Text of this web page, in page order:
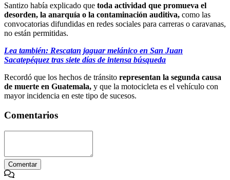
Santizo había explicado que toda actividad que promueva el
desorden, la anarquía o la contaminación auditiva, como las
convocatorias difundidas en redes sociales para carreras o caravanas,
no están permitidas.
Lea también: Rescatan jaguar melánico en San Juan
Sacatepéquez tras siete días de intensa búsqueda
Recordó que los hechos de tránsito representan la segunda causa
de muerte en Guatemala, y que la motocicleta es el vehículo con
mayor incidencia en este tipo de sucesos.
Comentarios
Comentar